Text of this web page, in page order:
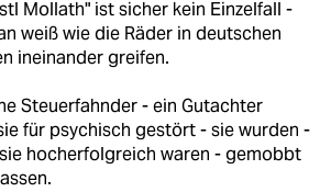
Mollath" ist sicher kein Einzelfall -
weiß wie die Räder in deutschen
ineinander greifen.
Steuerfahnder - ein Gutachter
für psychisch gestört - sie wurden -
hocherfolgreich waren - gemobbt